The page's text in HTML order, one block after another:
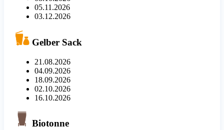
05.11.2026
03.12.2026
Gelber Sack
21.08.2026
04.09.2026
18.09.2026
02.10.2026
16.10.2026
Biotonne